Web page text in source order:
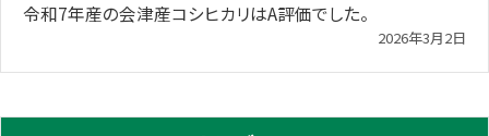
令和7年産の会津産コシヒカリはA評価でした。
2026年3月2日